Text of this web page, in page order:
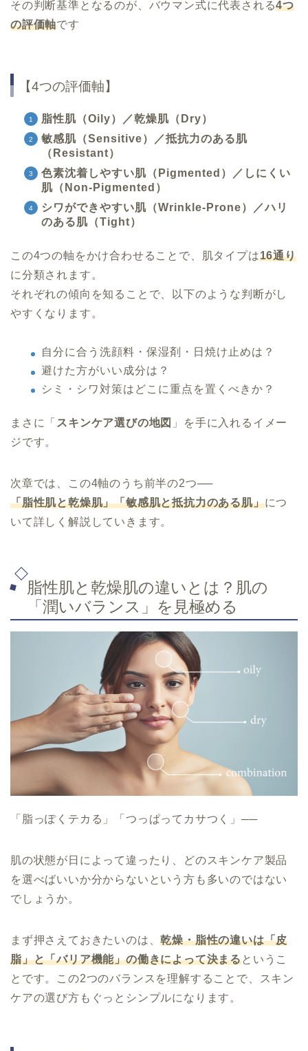
その判断基準となるのが、バウマン式に代表される4つ
の評価軸です
【4つの評価軸】
脂性肌（Oily）／乾燥肌（Dry）
敏感肌（Sensitive）／抵抗力のある肌
（Resistant）
色素沈着しやすい肌（Pigmented）／しにくい
肌（Non-Pigmented）
シワができやすい肌（Wrinkle-Prone）／ハリ
のある肌（Tight）
この4つの軸をかけ合わせることで、肌タイプは16通り
に分類されます。
それぞれの傾向を知ることで、以下のような判断がし
やすくなります。
自分に合う洗顔料・保湿剤・日焼け止めは？
避けた方がいい成分は？
シミ・シワ対策はどこに重点を置くべきか？
まさに「 スキンケア選びの地図 」を手に入れるイメー
ジです。
次章では、この4軸のうち前半の2つ──
「脂性肌と乾燥肌」「敏感肌と抵抗力のある肌」につ
いて詳しく解説していきます。
脂性肌と乾燥肌の違いとは？肌の
「潤いバランス」を見極める
「脂っぽくテカる」「つっぱってカサつく」──
肌の状態が日によって違ったり、どのスキンケア製品
を選べばいいか分からないという方も多いのではない
でしょうか。
まず押さえておきたいのは、乾燥・脂性の違いは「皮
脂」と「バリア機能」の働きによって決まるというこ
とです。この2つのバランスを理解することで、スキン
ケアの選び方もぐっとシンプルになります。